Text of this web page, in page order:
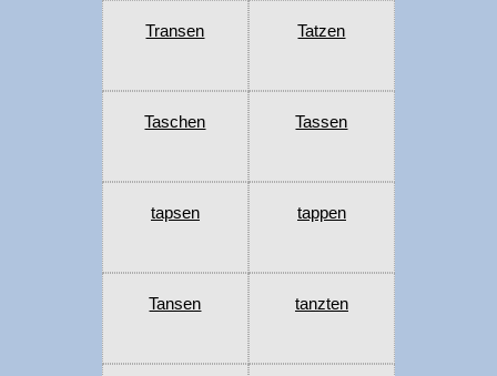
Transen Tatzen
Taschen Tassen
tapsen tappen
Tansen tanzten